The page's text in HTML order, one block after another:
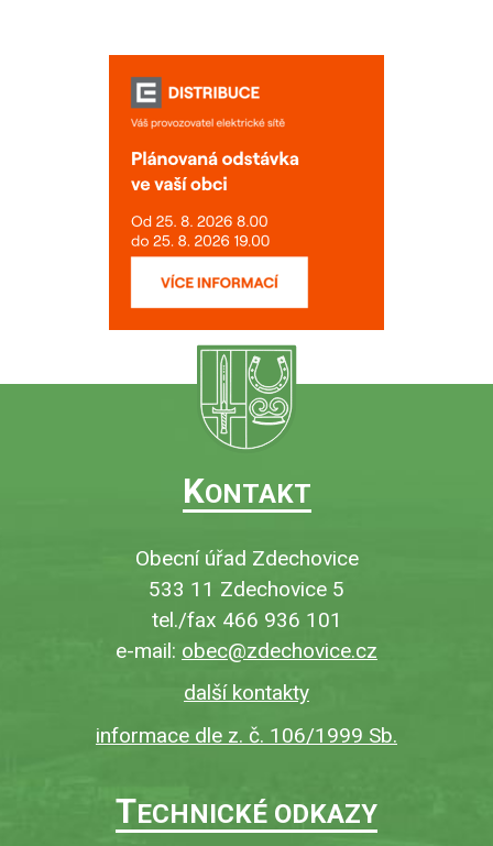
KONTAKT
Obecní úřad Zdechovice
533 11 Zdechovice 5
tel./fax 466 936 101
e-mail: obec@zdechovice.cz
další kontakty
informace dle z. č. 106/1999 Sb.
TECHNICKÉ ODKAZY